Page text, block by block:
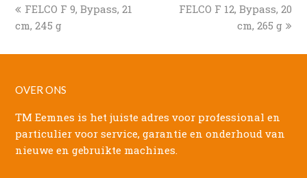
previous
post:
FELCO F 9, Bypass, 21
cm, 245 g
next
FELCO F 12, Bypass, 20
cm, 265 g
OVER ONS
TM Eemnes is het juiste adres voor professional en
particulier voor service, garantie en onderhoud van
nieuwe en gebruikte machines.